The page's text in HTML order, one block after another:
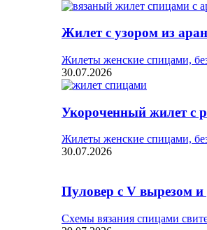
Жилет с узором из
Жилеты женские спицами,
30.07.2026
Укороченный жилет с
Жилеты женские спицами,
30.07.2026
Пуловер с V вырезом
Схемы вязания спицами